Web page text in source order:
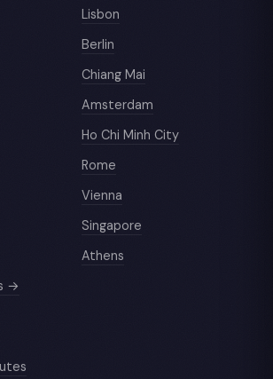
Lisbon
Berlin
Chiang Mai
Amsterdam
Ho Chi Minh City
Rome
Vienna
Singapore
Athens
→